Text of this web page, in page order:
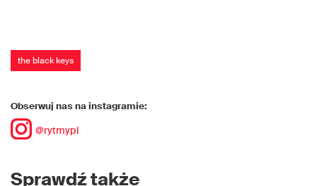
the black keys
Obserwuj nas na instagramie:
@rytmypl
Sprawdź także